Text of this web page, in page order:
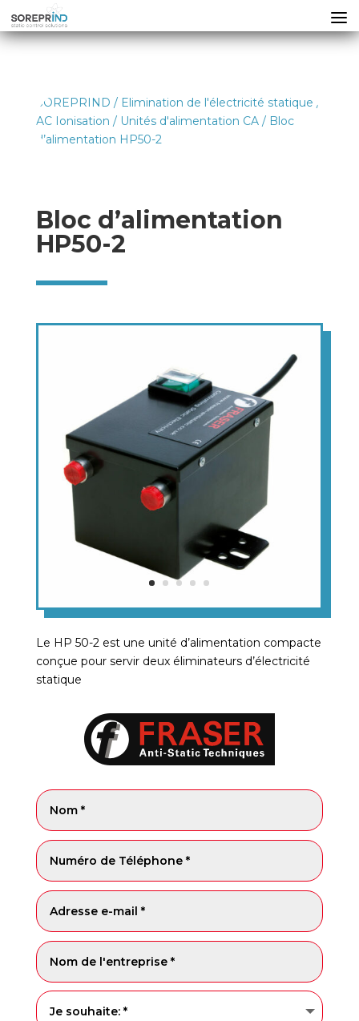
SOREPRIND / Elimination de l'électricité statique /
AC Ionisation / Unités d'alimentation CA/ Bloc
d’alimentation HP50-2
Bloc d’alimentation
HP50-2
Le HP 50-2 est une unité d’alimentation compacte
conçue pour servir deux éliminateurs d’électricité
statique